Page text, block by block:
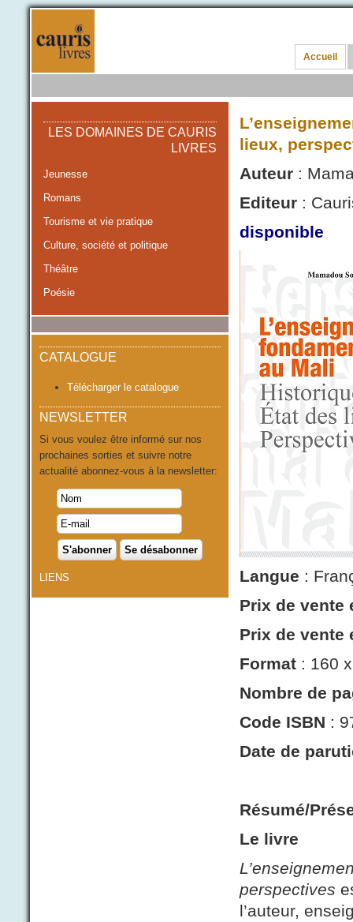
Accueil
LES DOMAINES DE CAURIS
LIVRES
Jeunesse
Romans
Tourisme et vie pratique
Culture, société et politique
Théâtre
Poésie
CATALOGUE
Télécharger le catalogue
NEWSLETTER
Si vous voulez être informé sur nos
prochaines sorties et suivre notre
actualité abonnez-vous à la newsletter:
LIENS
lieux,
Auteur :
Editeur :
disponible
Langue :
Prix de vente
Prix de vente
Format : 160
Nombre de
Code ISBN :
Date de
Résumé/
Le livre
perspectives
l’auteur,